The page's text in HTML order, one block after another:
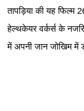
तापड़िया की यह
हेल्थकेयर वर्कर्स के
में अपनी जान जोखिम में